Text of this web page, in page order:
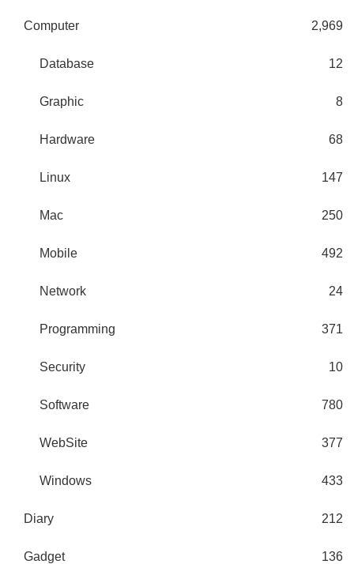
Computer 2,969
Database 12
Graphic 8
Hardware 68
Linux 147
Mac 250
Mobile 492
Network 24
Programming 371
Security 10
Software 780
WebSite 377
Windows 433
Diary 212
Gadget 136